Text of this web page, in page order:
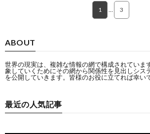
1 3
ABOUT
世界の現実は、複雑な情報の網で構成されていま
象していくためにその網から関係性を見出しシス
を公開していきます。皆様のお役に立てれば幸い
最近の人気記事